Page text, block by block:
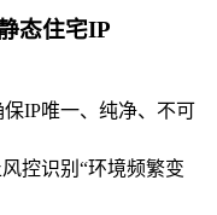
态住宅IP
保IP唯一、纯净、不可
控识别“环境频繁变